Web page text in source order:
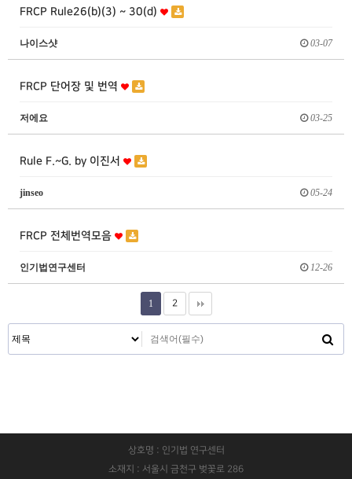
FRCP Rule26(b)(3) ~ 30(d)
나이스샷 03-07
FRCP 단어장 및 번역
저에요 03-25
Rule F.~G. by 이진서
jinseo 05-24
FRCP 전체번역모음
인기법연구센터 12-26
1 2
상호명 : 인기법 연구센터
소재지 : 서울시 금천구 벚꽃로 286